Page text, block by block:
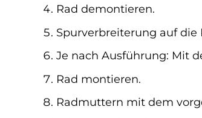
Rad demontieren.
Spurverbreiterung auf die
Je nach Ausführung: Mit
Rad montieren.
Radmuttern mit dem